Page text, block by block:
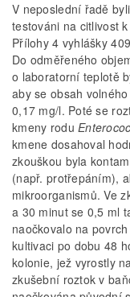
V neposlední řadě
testováni na citlivost
Přílohy 4 vyhlášky
Do odměřeného
o laboratorní teplotě
aby se obsah
0,17 mg/l. Poté se
kmeny rodu
kmene dosahoval
zkouškou byla
(např. protřepáním),
mikroorganismů. Ve
a 30 minut se 0,5 ml
naočkovalo na
kultivaci po dobu 48
kolonie, jež vyrostly
zkušební roztok v